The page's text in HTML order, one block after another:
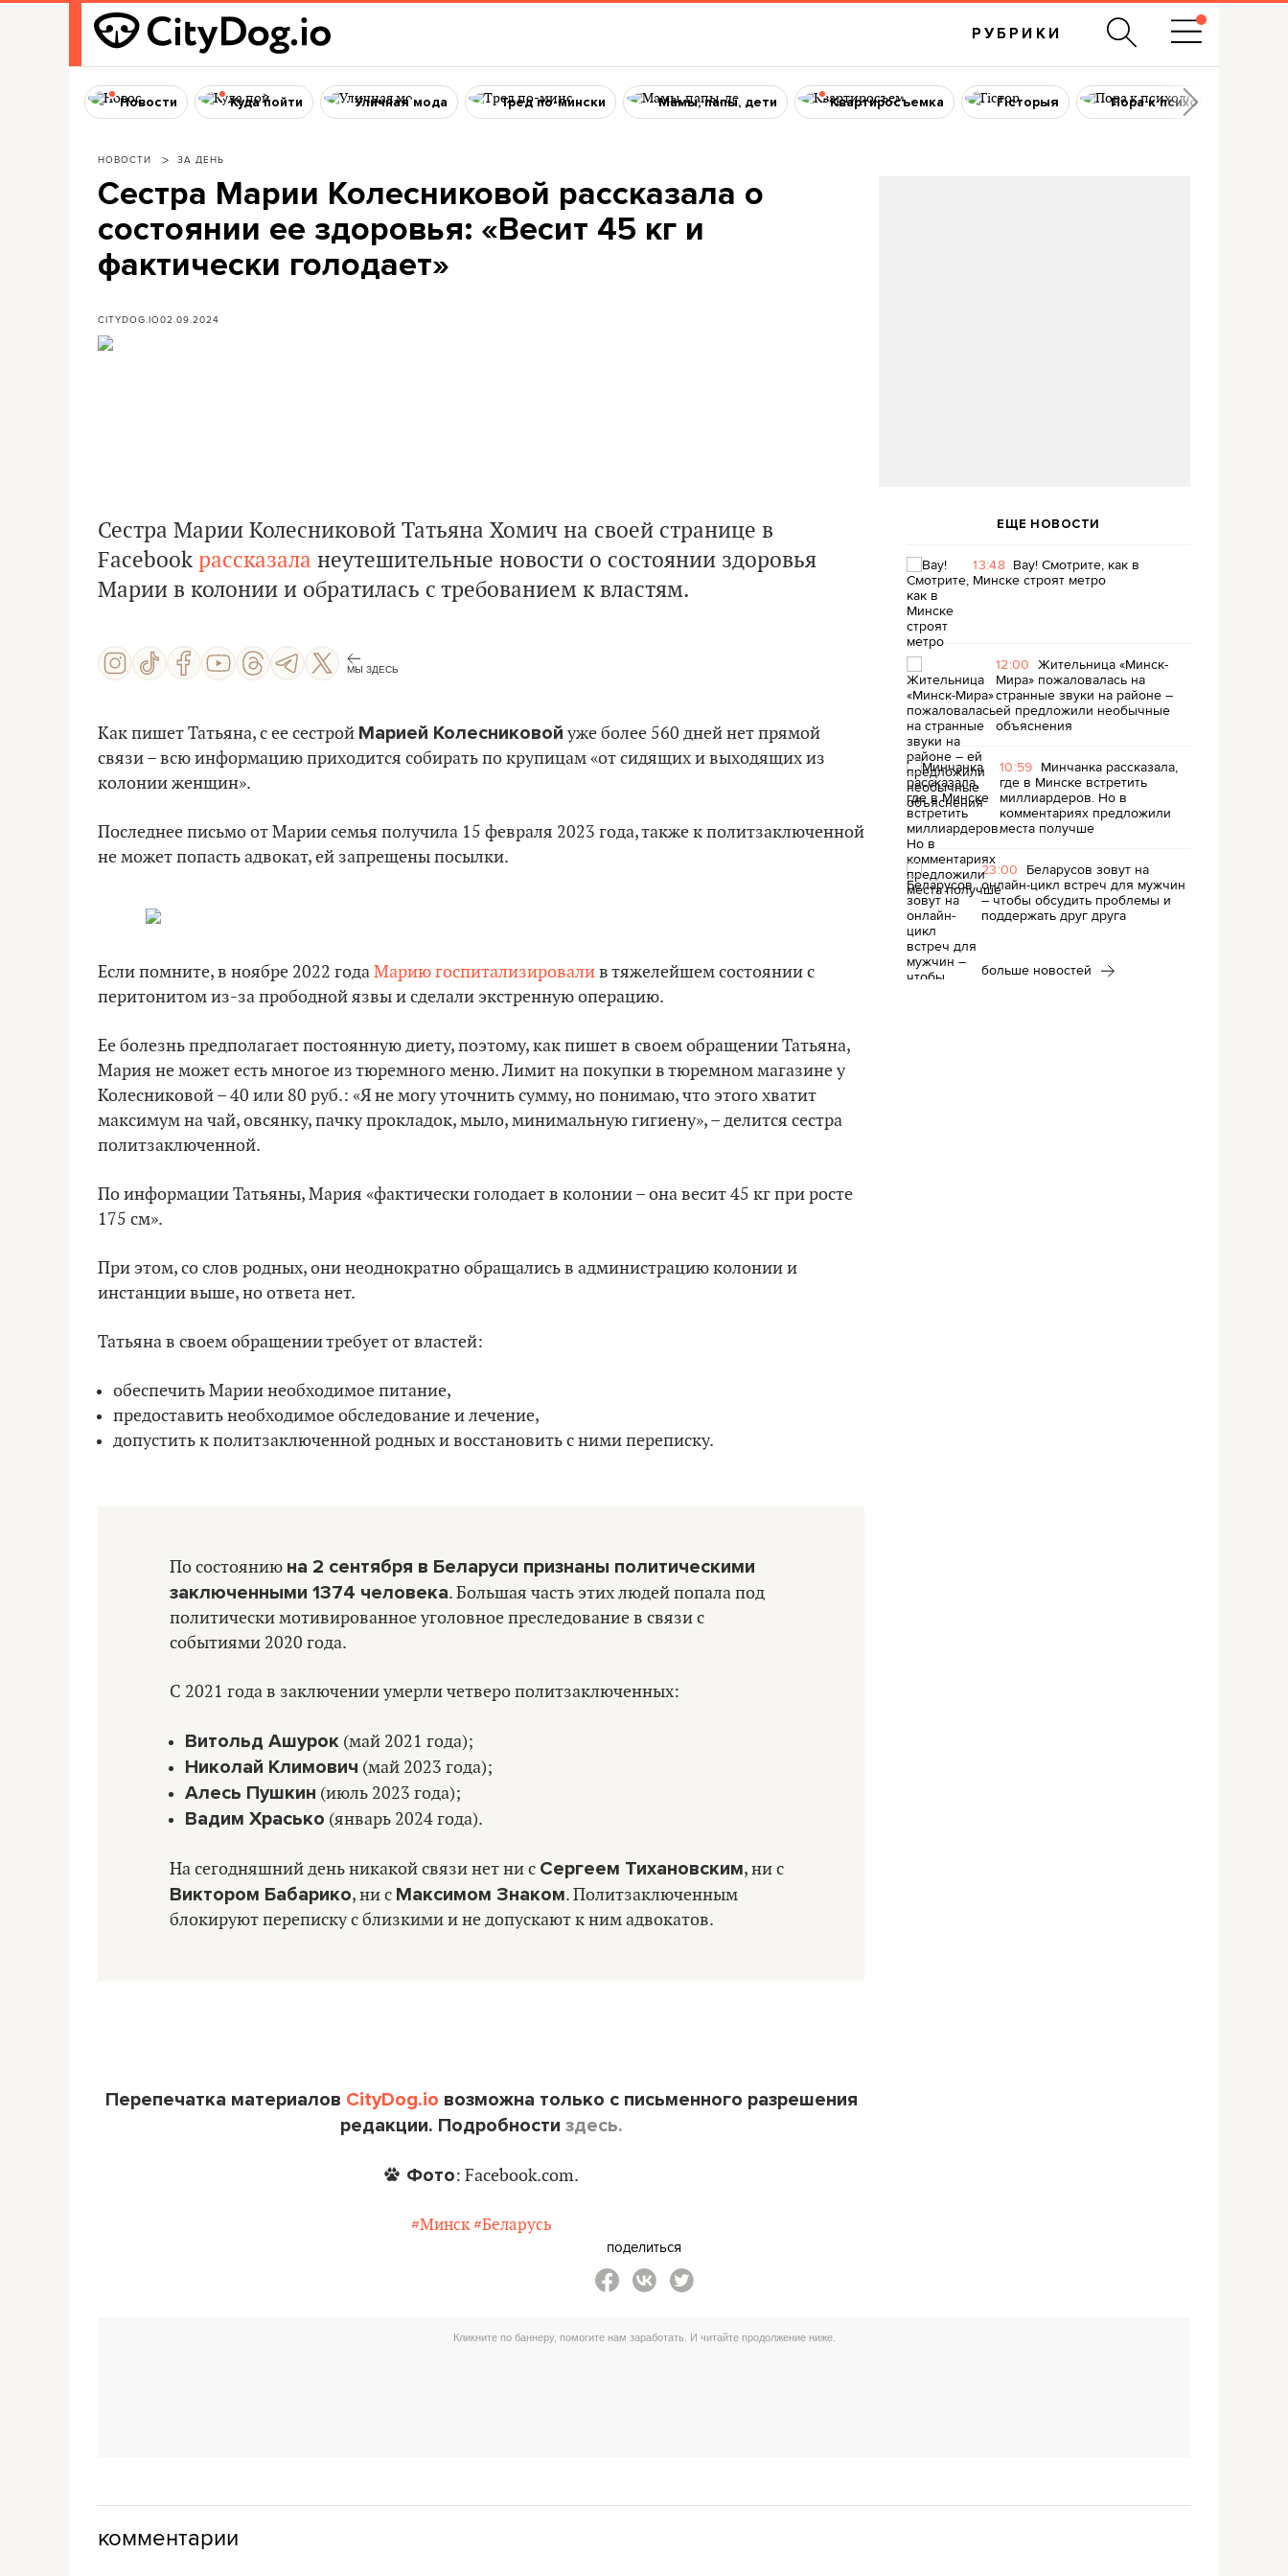
РУБРИКИ
Новости Куда пойти Уличная мода Тред по-мински Мамы, папы, дети Квартиросъемка Гісторыя Пора к психологу
НОВОСТИ ЗА ДЕНЬ
Сестра Марии Колесниковой рассказала о
состоянии ее здоровья: «Весит 45 кг и
фактически голодает»
CITYDOG.IO02.09.2024
Сестра Марии Колесниковой Татьяна Хомич на своей странице в
Facebook рассказала неутешительные новости о состоянии здоровья
Марии в колонии и обратилась с требованием к властям.
МЫ ЗДЕСЬ
Как пишет Татьяна, с ее сестрой Марией Колесниковой уже более 560 дней нет прямой
связи – всю информацию приходится собирать по крупицам «от сидящих и выходящих из
колонии женщин».
Последнее письмо от Марии семья получила 15 февраля 2023 года, также к политзаключенной
не может попасть адвокат, ей запрещены посылки.
Если помните, в ноябре 2022 годаМарию госпитализировалив тяжелейшем состоянии с
перитонитом из-за прободной язвы и сделали экстренную операцию.
Ее болезнь предполагает постоянную диету, поэтому, как пишет в своем обращении Татьяна,
Мария не может есть многое из тюремного меню. Лимит на покупки в тюремном магазине у
Колесниковой – 40 или 80 руб.: «Я не могу уточнить сумму, но понимаю, что этого хватит
максимум на чай, овсянку, пачку прокладок, мыло, минимальную гигиену», – делится сестра
политзаключенной.
По информации Татьяны, Мария «фактически голодает в колонии – она весит 45 кг при росте
175 см».
При этом, со слов родных, они неоднократно обращались в администрацию колонии и
инстанции выше, но ответа нет.
Татьяна в своем обращении требует от властей:
обеспечить Марии необходимое питание,
предоставить необходимое обследование и лечение,
допустить к политзаключенной родных и восстановить с ними переписку.
По состоянию на 2 сентября в Беларуси признаны политическими
заключенными 1374 человека. Большая часть этих людей попала под
политически мотивированное уголовное преследование в связи с
событиями 2020 года.
С 2021 года в заключении умерли четверо политзаключенных:
Витольд Ашурок (май 2021 года);
Николай Климович (май 2023 года);
Алесь Пушкин (июль 2023 года);
Вадим Храсько (январь 2024 года).
На сегодняшний день никакой связи нет ни с Сергеем Тихановским, ни с
Виктором Бабарико, ни с Максимом Знаком. Политзаключенным
блокируют переписку с близкими и не допускают к ним адвокатов.
Перепечатка материалов CityDog.io возможна только с письменного разрешения
редакции. Подробности здесь.
Фото: Facebook.com.
#Минск #Беларусь
ЕЩЕ НОВОСТИ
13:48 Вау! Смотрите, как в
Минске строят метро
12:00 Жительница «Минск-
Мира» пожаловалась на
странные звуки на районе –
ей предложили необычные
объяснения
10:59 Минчанка рассказала,
где в Минске встретить
миллиардеров. Но в
комментариях предложили
места получше
23:00 Беларусов зовут на
онлайн-цикл встреч для мужчин
– чтобы обсудить проблемы и
поддержать друг друга
больше новостей
поделиться
комментарии